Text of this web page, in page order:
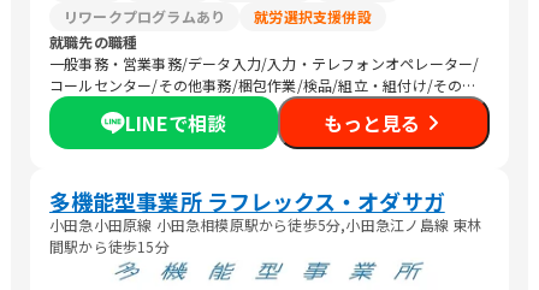
リワークプログラムあり
就労選択支援併設
就職先の職種
一般事務・営業事務/データ入力/入力・テレフォンオペレーター/
コールセンター/その他事務/梱包作業/検品/組立・組付け/その他
軽作業/販売スタッフ・接客/バックヤード・商品管理/その他販
売/清掃/農作業LINEで相談 もっと見る
多機能型事業所 ラフレックス・オダサガ
小田急小田原線 小田急相模原駅から徒歩5分,小田急江ノ島線 東林
間駅から徒歩15分